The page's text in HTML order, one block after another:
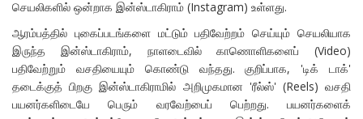
செயலிகளில் ஒன்றாக இன்ஸ்டாகிராம் (Instagram) உள்ளது.
ஆரம்பத்தில் புகைப்படங்களை மட்டும் பதிவேற்றம் செய்யும் செயலியாக
இருந்த இன்ஸ்டாகிராம், நாளடைவில் காணொளிகளைப் (Video)
பதிவேற்றும் வசதியையும் கொண்டு வந்தது. குறிப்பாக, 'டிக் டாக்'
தடைக்குத் பிறகு இன்ஸ்டாகிராமில் அறிமுகமான 'ரீல்ஸ்' (Reels) வசதி
பயனர்களிடையே பெரும் வரவேற்பைப் பெற்றது. பயனர்களைக்